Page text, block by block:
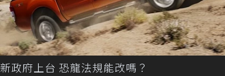
新政府上台 恐龍法規能改嗎？